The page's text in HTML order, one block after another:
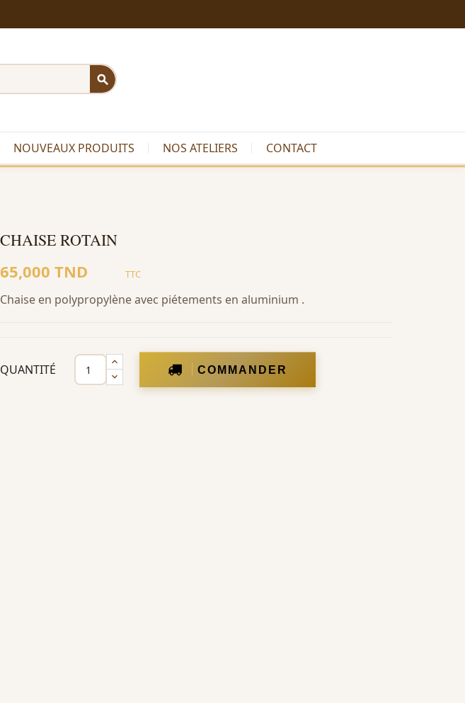
search
NOUVEAUX PRODUITS NOS ATELIERS CONTACT
CHAISE ROTAIN
65,000 TND TTC
Chaise en polypropylène avec piétements en aluminium .
QUANTITÉ COMMANDER